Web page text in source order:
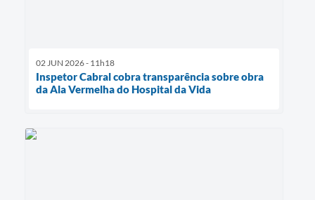
02 JUN 2026 - 11h18
Inspetor Cabral cobra transparência sobre obra
da Ala Vermelha do Hospital da Vida